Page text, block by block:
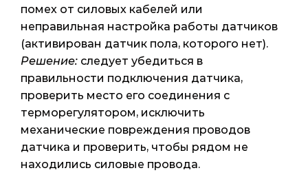
помех от силовых кабелей или
неправильная настройка работы датчиков
(активирован датчик пола, которого нет).
Решение: следует убедиться в
правильности подключения датчика,
проверить место его соединения с
терморегулятором, исключить
механические повреждения проводов
датчика и проверить, чтобы рядом не
находились силовые провода.